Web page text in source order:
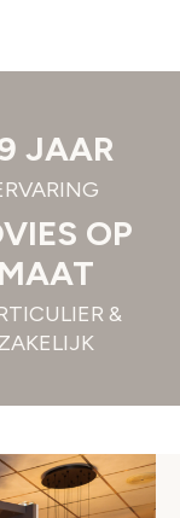
JAAR
OP
MAAT
&